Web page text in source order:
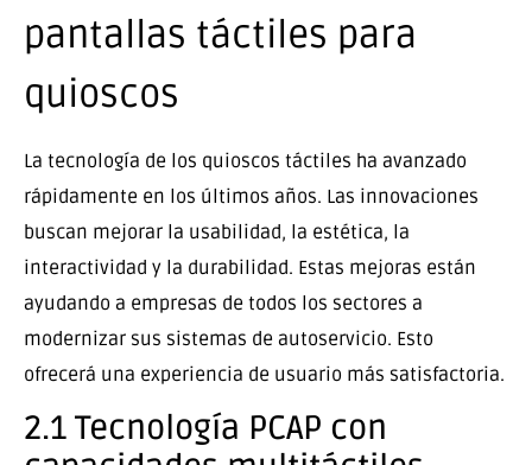
pantallas táctiles para
quioscos
La tecnología de los quioscos táctiles ha avanzado
rápidamente en los últimos años. Las innovaciones
buscan mejorar la usabilidad, la estética, la
interactividad y la durabilidad. Estas mejoras están
ayudando a empresas de todos los sectores a
modernizar sus sistemas de autoservicio. Esto
ofrecerá una experiencia de usuario más satisfactoria.
2.1 Tecnología PCAP con